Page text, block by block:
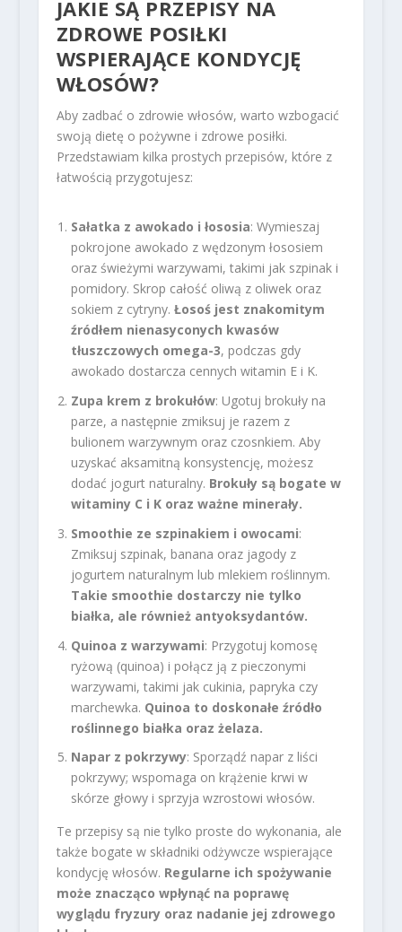
JAKIE SĄ PRZEPISY NA
ZDROWE POSIŁKI
WSPIERAJĄCE KONDYCJĘ
WŁOSÓW?
Aby zadbać o zdrowie włosów, warto wzbogacić
swoją dietę o pożywne i zdrowe posiłki.
Przedstawiam kilka prostych przepisów, które z
łatwością przygotujesz:
Sałatka z awokado i łososia: Wymieszaj
pokrojone awokado z wędzonym łososiem
oraz świeżymi warzywami, takimi jak szpinak i
pomidory. Skrop całość oliwą z oliwek oraz
sokiem z cytryny. Łosoś jest znakomitym
źródłem nienasyconych kwasów
tłuszczowych omega-3, podczas gdy
awokado dostarcza cennych witamin E i K.
Zupa krem z brokułów: Ugotuj brokuły na
parze, a następnie zmiksuj je razem z
bulionem warzywnym oraz czosnkiem. Aby
uzyskać aksamitną konsystencję, możesz
dodać jogurt naturalny. Brokuły są bogate w
witaminy C i K oraz ważne minerały.
Smoothie ze szpinakiem i owocami:
Zmiksuj szpinak, banana oraz jagody z
jogurtem naturalnym lub mlekiem roślinnym.
Takie smoothie dostarczy nie tylko
białka, ale również antyoksydantów.
Quinoa z warzywami: Przygotuj komosę
ryżową (quinoa) i połącz ją z pieczonymi
warzywami, takimi jak cukinia, papryka czy
marchewka. Quinoa to doskonałe źródło
roślinnego białka oraz żelaza.
Napar z pokrzywy: Sporządź napar z liści
pokrzywy; wspomaga on krążenie krwi w
skórze głowy i sprzyja wzrostowi włosów.
Te przepisy są nie tylko proste do wykonania, ale
także bogate w składniki odżywcze wspierające
kondycję włosów. Regularne ich spożywanie
może znacząco wpłynąć na poprawę
wyglądu fryzury oraz nadanie jej zdrowego